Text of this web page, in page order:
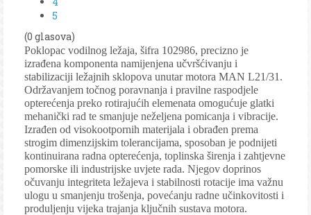
5
(0 glasova)
Poklopac vodilnog ležaja, šifra 102986, precizno je
izrađena komponenta namijenjena učvršćivanju i
stabilizaciji ležajnih sklopova unutar motora MAN L21/31.
Održavanjem točnog poravnanja i pravilne raspodjele
opterećenja preko rotirajućih elemenata omogućuje glatki
mehanički rad te smanjuje neželjena pomicanja i vibracije.
Izrađen od visokootpornih materijala i obrađen prema
strogim dimenzijskim tolerancijama, sposoban je podnijeti
kontinuirana radna opterećenja, toplinska širenja i zahtjevne
pomorske ili industrijske uvjete rada. Njegov doprinos
očuvanju integriteta ležajeva i stabilnosti rotacije ima važnu
ulogu u smanjenju trošenja, povećanju radne učinkovitosti i
produljenju vijeka trajanja ključnih sustava motora.